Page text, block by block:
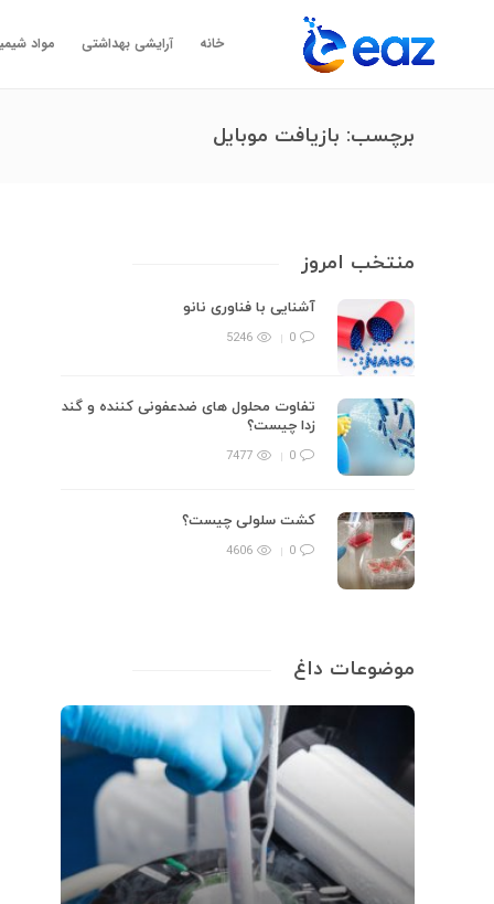
خانه آرایشی بهداشتی مواد
برچسب: بازیافت موبایل
منتخب امروز
آشنایی با فناوری نانو
0
5246
تفاوت محلول های ضدعفونی کننده و گند
زدا چیست؟
0
7477
کشت سلولی چیست؟
0
4606
موضوعات داغ